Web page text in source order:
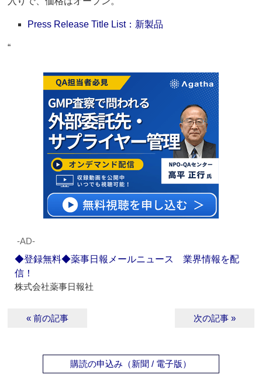
Press Release Title List：新製品
“
‐AD‐
◆登録無料◆薬事日報メールニュース 業界情報を配
信！
株式会社薬事日報社
« 前の記事 次の記事 »
購読の申込み（新聞 / 電子版）